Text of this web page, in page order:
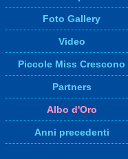
Foto Gallery
Video
Piccole Miss Crescono
Partners
Albo d'Oro
Anni precedenti